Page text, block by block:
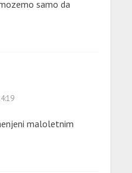
samo da
maloletnim